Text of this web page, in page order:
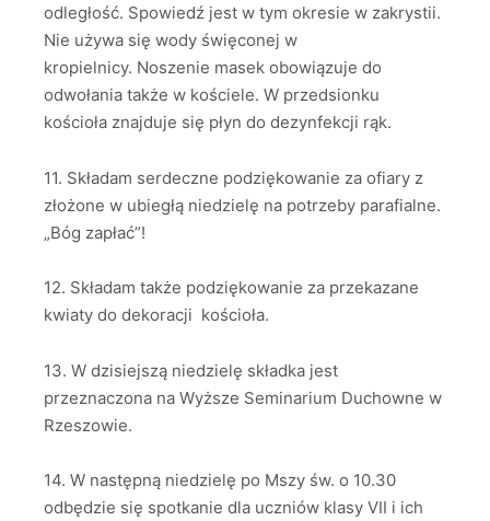
odległość. Spowiedź jest w tym okresie w zakrystii.
Nie używa się wody święconej w
kropielnicy. Noszenie masek obowiązuje do
odwołania także w kościele. W przedsionku
kościoła znajduje się płyn do dezynfekcji rąk.
11. Składam serdeczne podziękowanie za ofiary z
złożone w ubiegłą niedzielę na potrzeby parafialne.
„Bóg zapłać”!
12. Składam także podziękowanie za przekazane
kwiaty do dekoracji kościoła.
13. W dzisiejszą niedzielę składka jest
przeznaczona na Wyższe Seminarium Duchowne w
Rzeszowie.
14. W następną niedzielę po Mszy św. o 10.30
odbędzie się spotkanie dla uczniów klasy VII i ich